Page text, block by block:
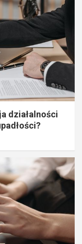
działalności